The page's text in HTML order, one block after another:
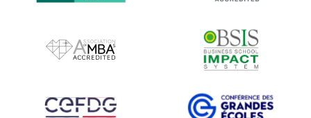
IMAGE
IMAGE
IMAGE